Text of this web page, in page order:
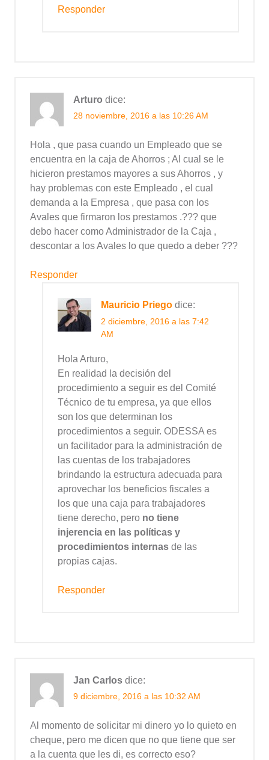
Responder
Arturo dice:
28 noviembre, 2016 a las 10:26 AM
Hola , que pasa cuando un Empleado que se
encuentra en la caja de Ahorros ; Al cual se le
hicieron prestamos mayores a sus Ahorros , y
hay problemas con este Empleado , el cual
demanda a la Empresa , que pasa con los
Avales que firmaron los prestamos .??? que
debo hacer como Administrador de la Caja ,
descontar a los Avales lo que quedo a deber ???
Responder
Mauricio Priego dice:
2 diciembre, 2016 a las 7:42
AM
Hola Arturo,
En realidad la decisión del
procedimiento a seguir es del Comité
Técnico de tu empresa, ya que ellos
son los que determinan los
procedimientos a seguir. ODESSA es
un facilitador para la administración de
las cuentas de los trabajadores
brindando la estructura adecuada para
aprovechar los beneficios fiscales a
los que una caja para trabajadores
tiene derecho, pero no tiene
injerencia en las políticas y
procedimientos internas de las
propias cajas.
Responder
Jan Carlos dice:
9 diciembre, 2016 a las 10:32 AM
Al momento de solicitar mi dinero yo lo quieto en
cheque, pero me dicen que no que tiene que ser
a la cuenta que les di, es correcto eso?